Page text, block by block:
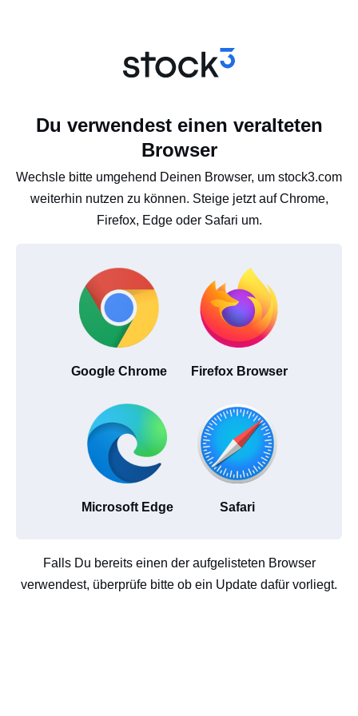
Du verwendest einen veralteten
Browser
Wechsle bitte umgehend Deinen Browser, um stock3.com
weiterhin nutzen zu können. Steige jetzt auf Chrome,
Firefox, Edge oder Safari um.
Google Chrome Firefox Browser
Microsoft Edge Safari
Falls Du bereits einen der aufgelisteten Browser
verwendest, überprüfe bitte ob ein Update dafür vorliegt.